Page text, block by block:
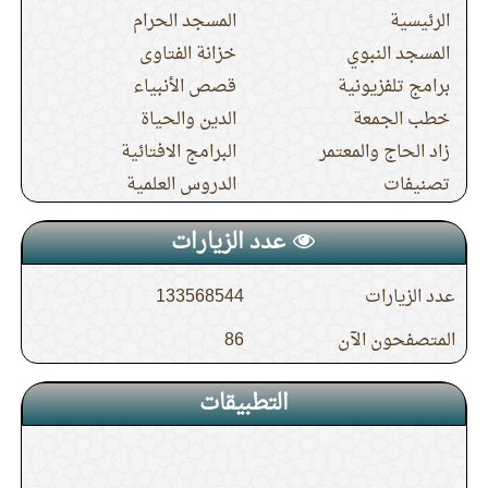
12. الدرس (5) من شرح النصيحة الولدية
13.
الدرس (5) شرح حديث جابر في صفة حج
النبي صلى الله عليه وسلم
14. الدرس (4) شرح حديث جابر في صفة حج
النبي صلى الله عليه وسلم
15.
الدرس (19) باب إذا رأى سيرا أو شيئا يكره
في الطواف قطعه
الرئيسية
المسجد الحرام
المسجد النبوي
خزانة الفتاوى
برامج تلفزيونية
قصص الأنبياء
خطب الجمعة
الدين والحياة
زاد الحاج والمعتمر
البرامج الافتائية
تصنيفات
الدروس العلمية
عدد الزيارات
عدد الزيارات
133568544
المتصفحون الآن
86
التطبيقات